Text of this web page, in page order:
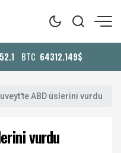
BTC 64312.149$
ABD üslerini vurdu
vurdu